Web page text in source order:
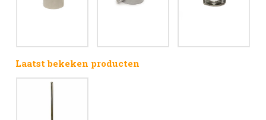
Laatst bekeken producten